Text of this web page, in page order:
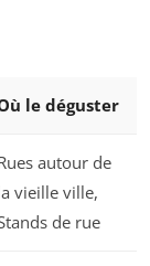
le déguster
autour de
vieille ville,
de rue